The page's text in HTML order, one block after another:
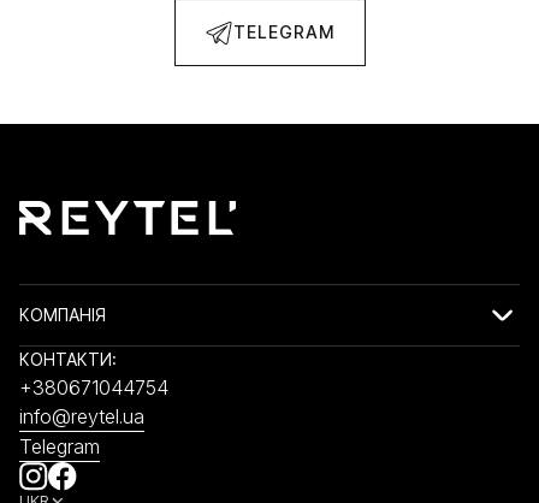
TELEGRAM
КОМПАНІЯ
КОНТАКТИ:
+380671044754
info@reytel.ua
Telegram